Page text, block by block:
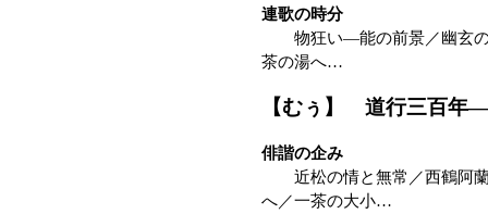
連歌の時分
物狂い—能の前景／幽玄の
茶の湯へ…
【むぅ】 道行三百年
俳諧の企み
近松の情と無常／西鶴阿蘭
へ／一茶の大小…